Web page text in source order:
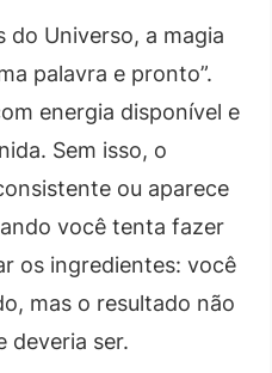
do Universo, a magia
palavra e pronto”.
energia disponível e
Sem isso, o
ou aparece
você tenta fazer
os ingredientes: você
mas o resultado não
deveria ser.